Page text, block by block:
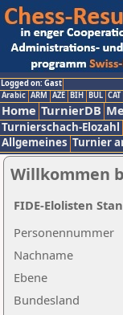
Logged on: Gast
Arabic ARM AZE BIH BUL CAT
Home TurnierDB
Turnierschach-Elozahl
Allgemeines Turnier
Willkommen
Nachname
Ebene
Personennummer
Bundesland
FIDE-Elolisten